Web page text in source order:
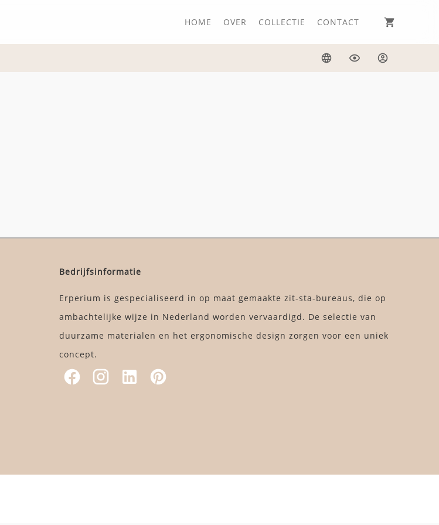
HOME OVER COLLECTIE CONTACT
Bedrijfsinformatie
Erperium is gespecialiseerd in op maat gemaakte zit-sta-bureaus, die op
ambachtelijke wijze in Nederland worden vervaardigd. De selectie van
duurzame materialen en het ergonomische design zorgen voor een uniek
concept.